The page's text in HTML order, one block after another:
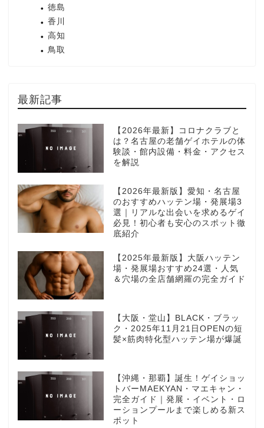
徳島
香川
高知
鳥取
最新記事
【2026年最新】コロナクラブと
は？名古屋の老舗ゲイホテルの体
験談・館内設備・料金・アクセス
を解説
【2026年最新版】愛知・名古屋
のおすすめハッテン場・発展場3
選｜リアルな出会いを求めるゲイ
必見！初心者も安心のスポット徹
底紹介
【2025年最新版】大阪ハッテン
場・発展場おすすめ24選・人気
＆穴場の全店舗網羅の完全ガイド
【大阪・堂山】BLACK・ブラッ
ク・2025年11月21日OPENの短
髪×筋肉特化型ハッテン場が爆誕
【沖縄・那覇】誕生！ゲイショッ
トバーMAEKYAN・マエキャン・
完全ガイド｜発展・イベント・ロ
ーションプールまで楽しめる新ス
ポット